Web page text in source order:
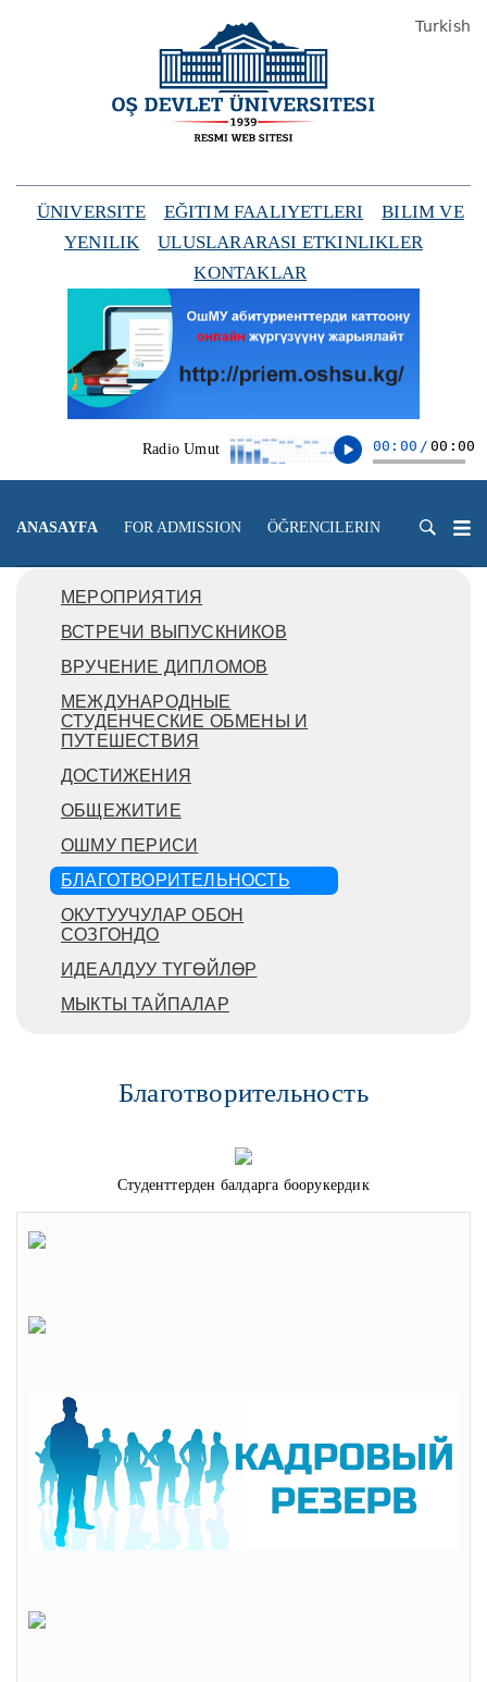
ÜNIVERSITE EĞITIM FAALIYETLERI
BILIM VE
YENILIK
ULUSLARARASI ETKINLIKLER
KONTAKLAR
Radio Umut 00:00 / 00:00
Turkish
ANASAYFA FOR ADMISSION ÖĞRENCILERIN
МЕРОПРИЯТИЯ
ВСТРЕЧИ ВЫПУСКНИКОВ
ВРУЧЕНИЕ ДИПЛОМОВ
МЕЖДУНАРОДНЫЕ
СТУДЕНЧЕСКИЕ ОБМЕНЫ И
ПУТЕШЕСТВИЯ
ДОСТИЖЕНИЯ
ОБЩЕЖИТИЕ
ОШМУ ПЕРИСИ
БЛАГОТВОРИТЕЛЬНОСТЬ
ОКУТУУЧУЛАР ОБОН
СОЗГОНДО
ИДЕАЛДУУ ТҮГӨЙЛӨР
МЫКТЫ ТАЙПАЛАР
Благотворительность
Студенттерден балдарга боорукердик